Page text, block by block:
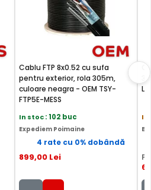
Cablu FTP 8x0.52 cu sufa
pentru exterior, rola 305m,
culoare neagra - OEM TSY-
FTP5E-MESS
In stoc: 102 buc
Expediem Poimaine
4 rate cu 0% dobândă
899,00 Lei
In